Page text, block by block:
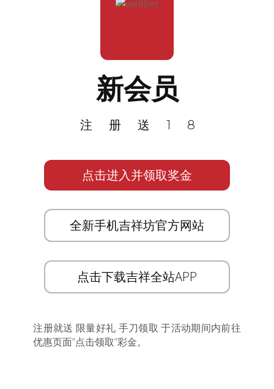
新会员
注册送18
点击进入并领取奖金
全新手机吉祥坊官方网站
点击下载吉祥全站APP
注册就送 限量好礼 手刀领取 于活动期间内前往
优惠页面”点击领取”彩金。